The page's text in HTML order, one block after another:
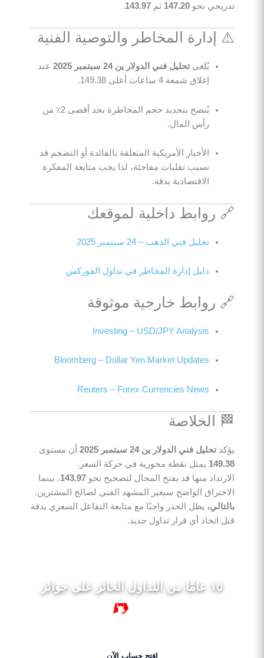
تدريجي نحو 147.20 ثم 143.97
.
⚠️ إدارة المخاطر والتوصية الفنية
يُلغىتحليل فني الدولار ين 24 سبتمبر 2025
عند
إغلاق شمعة 4 ساعات أعلى 149.38.
يُنصح بتحديد حجم المخاطرة بحد أقصى 2٪ من
رأس المال.
الأخبار الأمريكية المتعلقة بالفائدة أو التضخم قد
تسبب تقلبات مفاجئة، لذا يجب متابعة المفكرة
الاقتصادية بدقة.
🔗 روابط داخلية لموقعك
تحليل فني الذهب – 24 سبتمبر 2025
دليل إدارة المخاطر في تداول الفوركس
🔗 روابط خارجية موثوقة
Investing – USD/JPY Analysis
Bloomberg – Dollar Yen Market Updates
Reuters – Forex Currencies News
🏁 الخلاصة
يؤكدتحليل فني الدولار ين 24 سبتمبر 2025
أن مستوى
149.38 يمثل نقطة محورية في حركة السعر.
الارتداد منها قد يفتح المجال لتصحيح نحو 143.97، بينما
الاختراق الواضح سيغير المشهد الفني لصالح المشترين.
بالتالي، يظل الحذر واجبًا مع متابعة التفاعل السعري بدقة
قبل اتخاذ أي قرار تداول جديد.
١٥ عامًا من التداول الحائز على جوائز
افتح حساب الآن